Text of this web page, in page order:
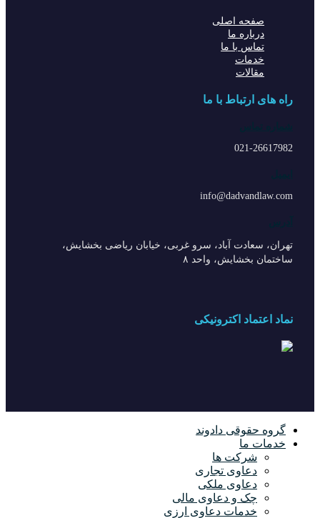
صفحه اصلی
درباره ما
تماس با ما
خدمات
مقالات
راه های ارتباط با ما
021-26617982
info@dadvandlaw.com
تهران، سعادت آباد، سرو غربی، خیابان ریاضی بخشایش،
ساختمان بخشایش، واحد ۸
نماد اعتماد اکترونیکی
گروه حقوقی دادوند
خدمات ما
شرکت ها
دعاوی تجاری
دعاوی ملکی
چک و دعاوی مالی
خدمات دعاوی ارزی